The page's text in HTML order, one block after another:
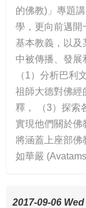
的佛教)」專題
學，更向前邁開
基本教義，以及
中被傳播、發展
（1）分析巴利
祖師大德對佛經
釋， （3）探索
實現他們關於佛
將涵蓋上座部佛
如華嚴
2017-09-06 Wed